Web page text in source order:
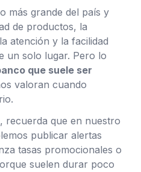
más grande del país y
de productos, la
atención y la facilidad
un solo lugar. Pero lo
que suele ser
valoran cuando
recuerda que en nuestro
publicar alertas
tasas promocionales o
suelen durar poco